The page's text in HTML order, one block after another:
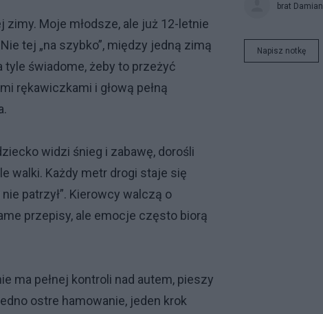
Moje młodsze, ale już 12-letnie
tej „na szybko”, między jedną zimą
świadome, żeby to przeżyć
rękawiczkami i głową pełną
widzi śnieg i zabawę, dorośli
walki. Każdy metr drogi staje się
patrzył”. Kierowcy walczą o
przepisy, ale emocje często biorą
ma pełnej kontroli nad autem, pieszy
ostre hamowanie, jeden krok
brat Damian
Napisz notkę